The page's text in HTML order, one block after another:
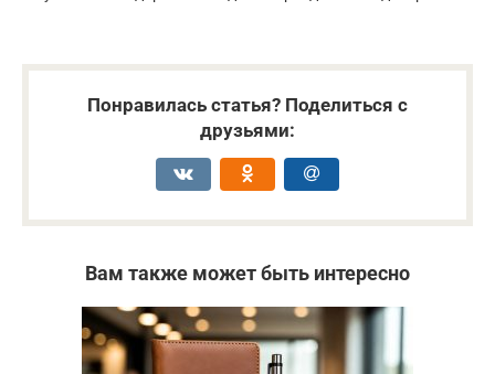
Понравилась статья? Поделиться с
друзьями:
Вам также может быть интересно